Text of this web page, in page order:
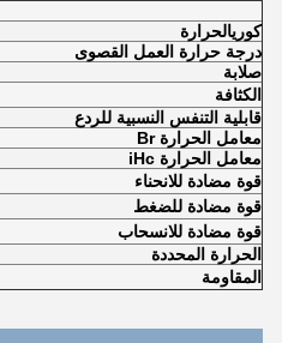
كوريالحرارة
درجة حرارة العمل القصوى
صلابة
الكثافة
قابلية التنفس النسبية للردع
معامل الحرارة Br
معامل الحرارة iHc
قوة مضادة للانحناء
قوة مضادة للضغط
قوة مضادة للانسحاب
الحرارة المحددة
المقاومة